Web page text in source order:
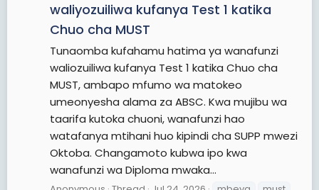
waliyozuiliwa kufanya Test 1 katika
Chuo cha MUST
Tunaomba kufahamu hatima ya wanafunzi
waliozuiliwa kufanya Test 1 katika Chuo cha
MUST, ambapo mfumo wa matokeo
umeonyesha alama za ABSC. Kwa mujibu wa
taarifa kutoka chuoni, wanafunzi hao
watafanya mtihani huo kipindi cha SUPP mwezi
Oktoba. Changamoto kubwa ipo kwa
wanafunzi wa Diploma mwaka...